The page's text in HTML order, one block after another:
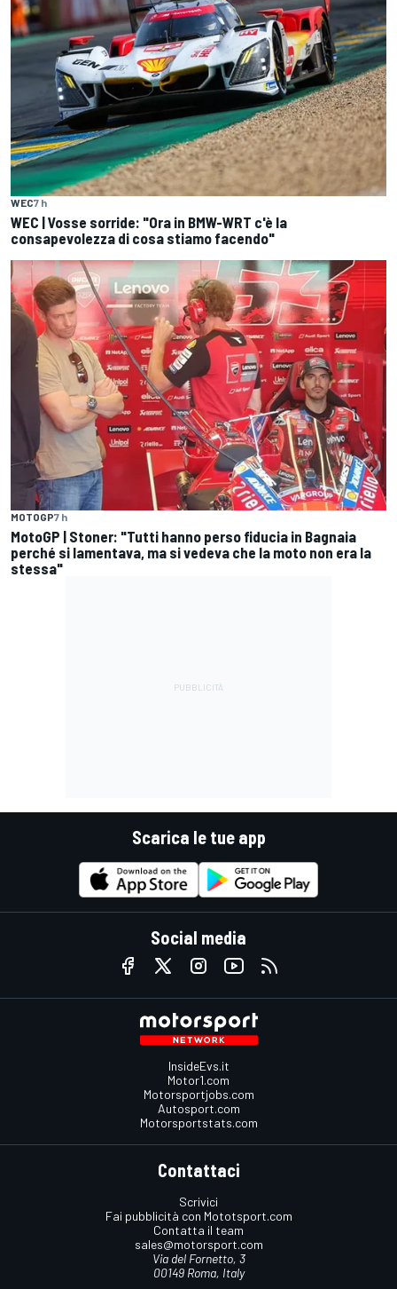
WEC7 h
WEC | Vosse sorride: "Ora in BMW-WRT c'è la
consapevolezza di cosa stiamo facendo"
MOTOGP7 h
MotoGP | Stoner: "Tutti hanno perso fiducia in Bagnaia
perché si lamentava, ma si vedeva che la moto non era la
stessa"
Scarica le tue app
Social media
InsideEvs.it
Motor1.com
Motorsportjobs.com
Autosport.com
Motorsportstats.com
Contattaci
Scrivici
Fai pubblicità con Mototsport.com
Contatta il team
sales@motorsport.com
Via del Fornetto, 3
00149 Roma, Italy